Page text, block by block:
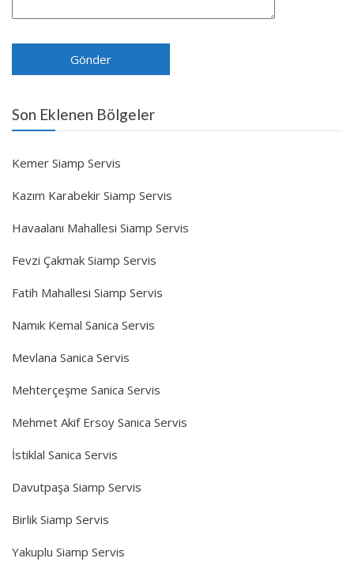
Son Eklenen Bölgeler
Kemer Siamp Servis
Kazım Karabekir Siamp Servis
Havaalanı Mahallesi Siamp Servis
Fevzi Çakmak Siamp Servis
Fatih Mahallesi Siamp Servis
Namık Kemal Sanica Servis
Mevlana Sanica Servis
Mehterçeşme Sanica Servis
Mehmet Akif Ersoy Sanica Servis
İstiklal Sanica Servis
Davutpaşa Siamp Servis
Birlik Siamp Servis
Yakuplu Siamp Servis